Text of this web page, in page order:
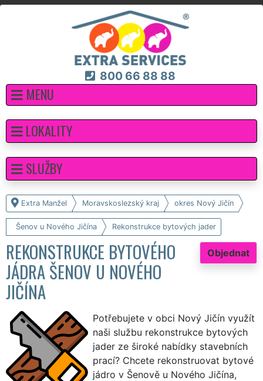
800 66 88 88
MENU
Extra Manžel Moravskoslezský kraj okres Nový Jičín
Šenov u Nového Jičína Rekonstrukce bytových jader
Objednat
REKONSTRUKCE BYTOVÉHO
JÁDRA ŠENOV U NOVÉHO
JIČÍNA
Potřebujete v obci Nový Jičín využít
naši službu rekonstrukce bytových
jader ze široké nabídky stavebních
prací? Chcete rekonstruovat bytové
jádro v Šenově u Nového Jičína,
LOKALITY
SLUŽBY